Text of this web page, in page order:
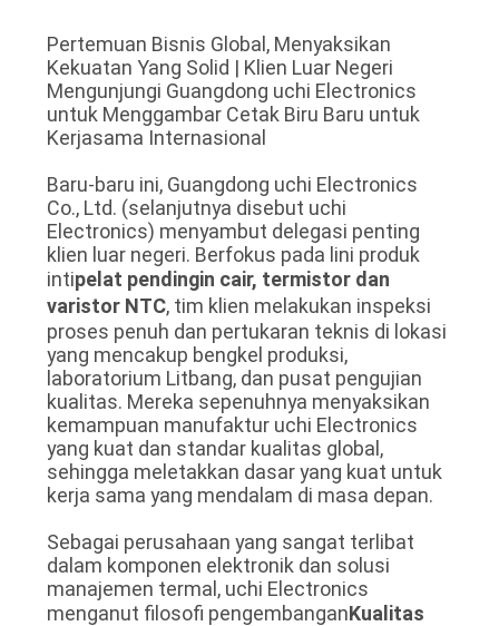
SITEMAP
PRIVACY
POLICY
Pertemuan Bisnis Global, Menyaksikan
Kekuatan Yang Solid | Klien Luar Negeri
Mengunjungi Guangdong uchi Electronics
untuk Menggambar Cetak Biru Baru untuk
Kerjasama Internasional
Baru-baru ini, Guangdong uchi Electronics
Co., Ltd. (selanjutnya disebut uchi
Electronics) menyambut delegasi penting
klien luar negeri. Berfokus pada lini produk
intipelat pendingin cair, termistor dan
varistor NTC, tim klien melakukan inspeksi
proses penuh dan pertukaran teknis di lokasi
yang mencakup bengkel produksi,
laboratorium Litbang, dan pusat pengujian
kualitas. Mereka sepenuhnya menyaksikan
kemampuan manufaktur uchi Electronics
yang kuat dan standar kualitas global,
sehingga meletakkan dasar yang kuat untuk
kerja sama yang mendalam di masa depan.
Sebagai perusahaan yang sangat terlibat
dalam komponen elektronik dan solusi
manajemen termal, uchi Electronics
menganut filosofi pengembanganKualitas